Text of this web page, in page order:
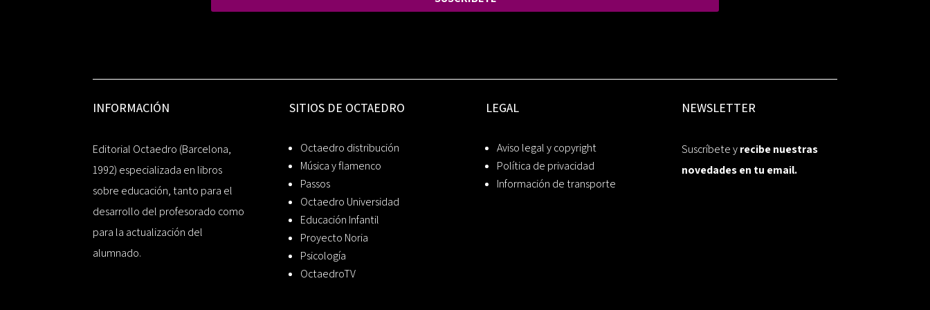
INFORMACIÓN
Editorial Octaedro (Barcelona,
1992) especializada en libros
sobre educación, tanto para el
desarrollo del profesorado como
para la actualización del
alumnado.
SITIOS DE OCTAEDRO
Octaedro distribución
Música y flamenco
Passos
Octaedro Universidad
Educación Infantil
Proyecto Noria
Psicología
OctaedroTV
LEGAL
Aviso legal y copyright
Política de privacidad
Información de transporte
NEWSLETTER
Suscríbete yrecibe nuestras
novedades en tu email.